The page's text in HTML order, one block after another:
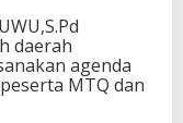
daerah
agenda
MTQ dan